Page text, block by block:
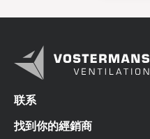
联系
找到你的經銷商